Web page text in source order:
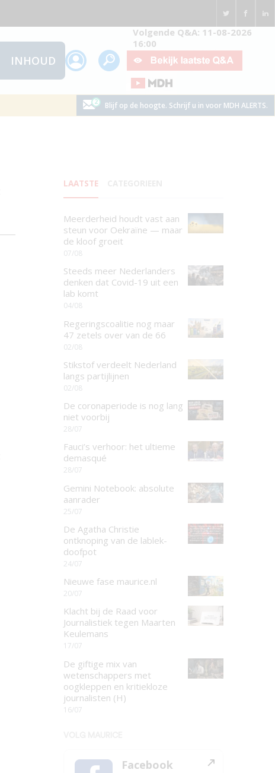
INHOUD
Volgende Q&A: 11-08-2026
16:00
Blijf op de hoogte. Schrijf u in voor MDH ALERTS.
LAATSTE
Meerderheid houdt vast aan
steun voor Oekraïne — maar
de kloof groeit
07/08
Steeds meer Nederlanders
denken dat Covid-19 uit een
lab komt
04/08
Regeringscoalitie nog maar
47 zetels over van de 66
02/08
Stikstof verdeelt Nederland
langs partijlijnen
02/08
De coronaperiode is nog lang
niet voorbij
28/07
Fauci’s verhoor: het ultieme
demasqué
28/07
Gemini Notebook: absolute
aanrader
25/07
De Agatha Christie
ontknoping van de lablek-
doofpot
24/07
Nieuwe fase maurice.nl
20/07
Klacht bij de Raad voor
Journalistiek tegen Maarten
Keulemans
17/07
De giftige mix van
wetenschappers met
oogkleppen en kritiekloze
journalisten (H)
16/07
Facebook